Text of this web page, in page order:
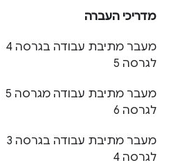
מדריכי העברה
מעבר מתיבת עבודה בגרסה 4
לגרסה 5
מעבר מתיבת עבודה מגרסה 5
לגרסה 6
מעבר מתיבת עבודה בגרסה 3
לגרסה 4